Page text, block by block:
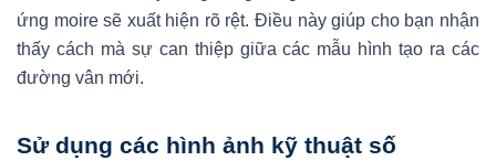
ứng moire sẽ xuất hiện rõ rệt. Điều này giúp cho bạn nhận
thấy cách mà sự can thiệp giữa các mẫu hình tạo ra các
đường vân mới.
Sử dụng các hình ảnh kỹ thuật số